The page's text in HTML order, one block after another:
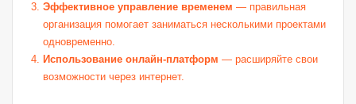
Эффективное управление временем — правильная
организация помогает заниматься несколькими проектами
одновременно.
Использование онлайн-платформ — расширяйте свои
возможности через интернет.